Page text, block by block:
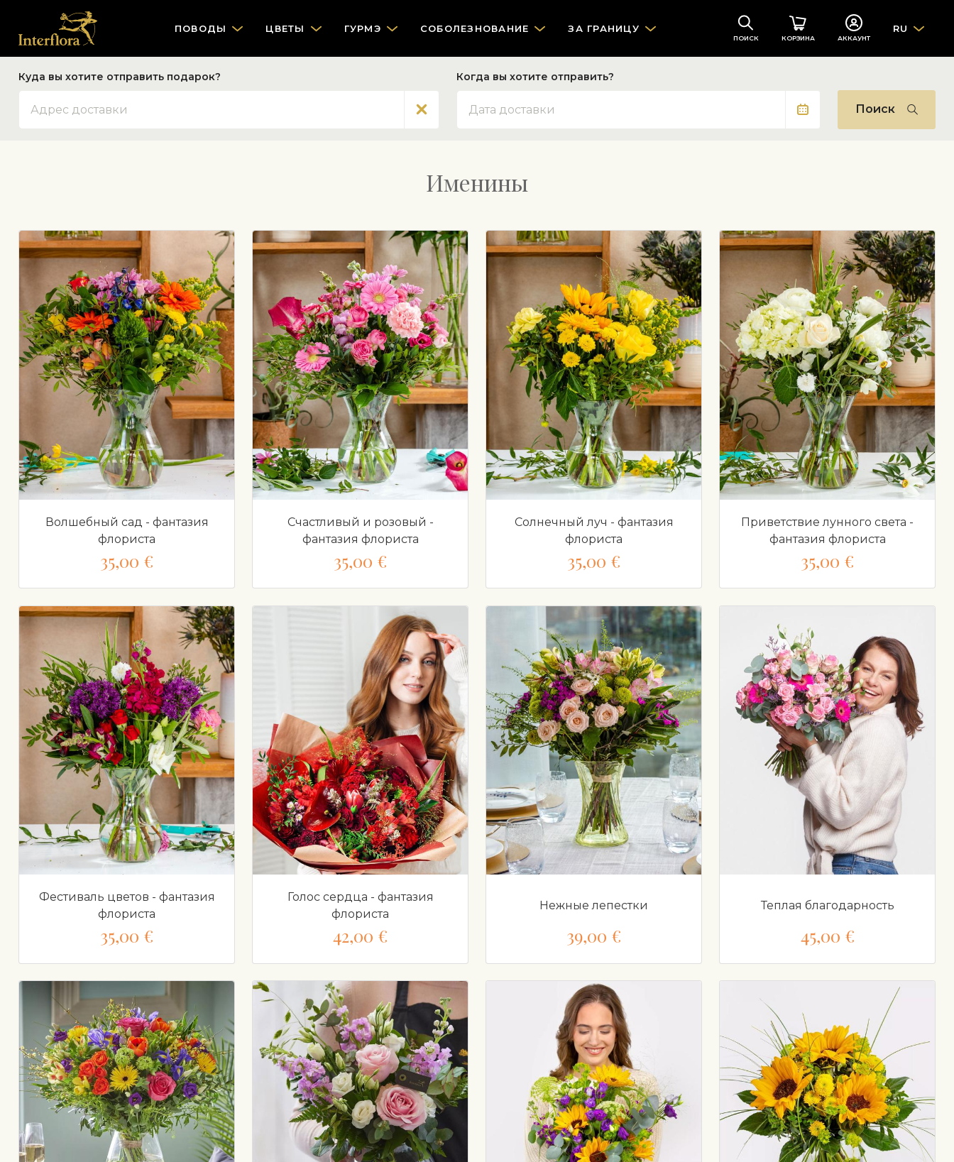
ПОВОДЫ ЦВЕТЫ ГУРМЭ СOБОЛЕЗНОВАНИЕ ЗА ГРАНИЦУ
ПОИСК КОРЗИНА АККАУНТ
RU
Куда вы хотите отправить подарок?
Когда вы хотите отправить?
Поиск
Именины
Волшебный сад - фантазия
флориста
35,00 €
Счастливый и розовый -
фантазия флориста
35,00 €
Солнечный луч - фантазия
флориста
35,00 €
Приветствие лунного света -
фантазия флориста
35,00 €
Фестиваль цветов - фантазия
флориста
35,00 €
Голос сердца - фантазия
флориста
42,00 €
Нежные лепестки
39,00 €
Теплая благодарность
45,00 €